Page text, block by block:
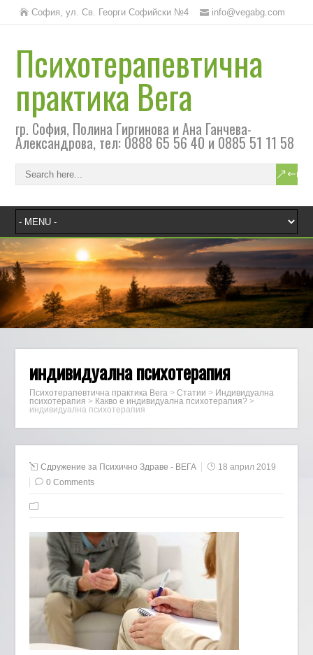
София, ул. Св. Георги Софийски №4 info@vegabg.com
Психотерапевтична
практика Вега
гр. София, Полина Гиргинова и Ана Ганчева-
Александрова, тел: 0888 65 56 40 и 0885 51 11 58
индивидуална психотерапия
Психотерапевтична практика Вега >Статии > Индивидуална
психотерапия > Какво е индивидуална психотерапия? >
индивидуална психотерапия
Сдружение за Психично Здраве - ВЕГА
18 април 2019
0 Comments